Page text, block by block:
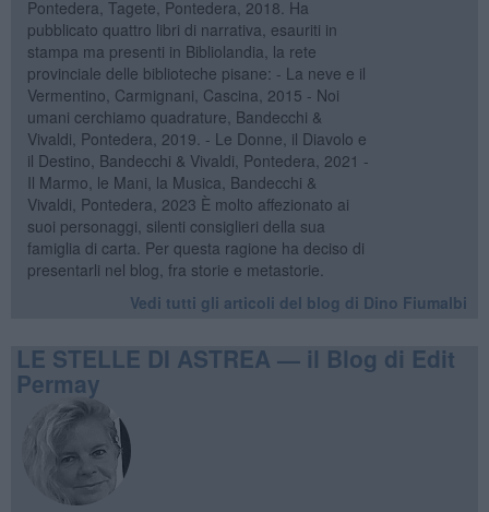
Pontedera, Tagete, Pontedera, 2018. Ha
pubblicato quattro libri di narrativa, esauriti in
stampa ma presenti in Bibliolandia, la rete
provinciale delle biblioteche pisane: - La neve e il
Vermentino, Carmignani, Cascina, 2015 - Noi
umani cerchiamo quadrature, Bandecchi &
Vivaldi, Pontedera, 2019. - Le Donne, il Diavolo e
il Destino, Bandecchi & Vivaldi, Pontedera, 2021 -
Il Marmo, le Mani, la Musica, Bandecchi &
Vivaldi, Pontedera, 2023 È molto affezionato ai
suoi personaggi, silenti consiglieri della sua
famiglia di carta. Per questa ragione ha deciso di
presentarli nel blog, fra storie e metastorie.
Vedi tutti gli articoli del blog di Dino Fiumalbi
LE STELLE DI ASTREA — il Blog di Edit
Permay